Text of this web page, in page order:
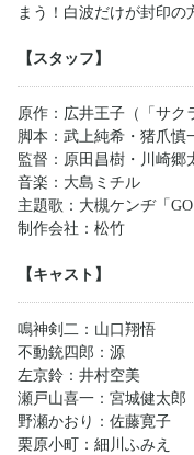
まう！白波だけが封印の
【スタッフ】
原作：広井王子（「サク
脚本：武上純希・猪爪慎
監督：原田昌樹・川崎郷
音楽：大島ミチル
主題歌：大槻ケンヂ「
制作会社：松竹
【キャスト】
鳴神剣二：山口翔悟
不動銃四郎：源
左京鈴：井村空美
瀬戸山喜一：宮城健太郎
野瀬かおり：佐藤寛子
栗原小町：細川ふみえ